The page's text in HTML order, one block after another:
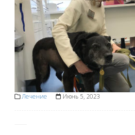
Лечение Июнь 5, 2023